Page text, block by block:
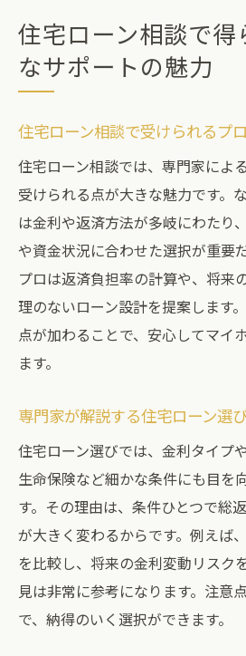
住宅ローン相談で得
なサポートの魅力
住宅ローン相談で受けられるプ
住宅ローン相談では、専門家によ
受けられる点が大きな魅力です。
は金利や返済方法が多岐にわたり
や資金状況に合わせた選択が重要
プロは返済負担率の計算や、将来
理のないローン設計を提案します
点が加わることで、安心してマイ
ます。
専門家が解説する住宅ローン選
住宅ローン選びでは、金利タイプ
生命保険など細かな条件にも目を
す。その理由は、条件ひとつで総
が大きく変わるからです。例えば
を比較し、将来の金利変動リスク
見は非常に参考になります。注意
で、納得のいく選択ができます。